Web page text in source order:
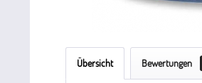
Übersicht Bewertungen